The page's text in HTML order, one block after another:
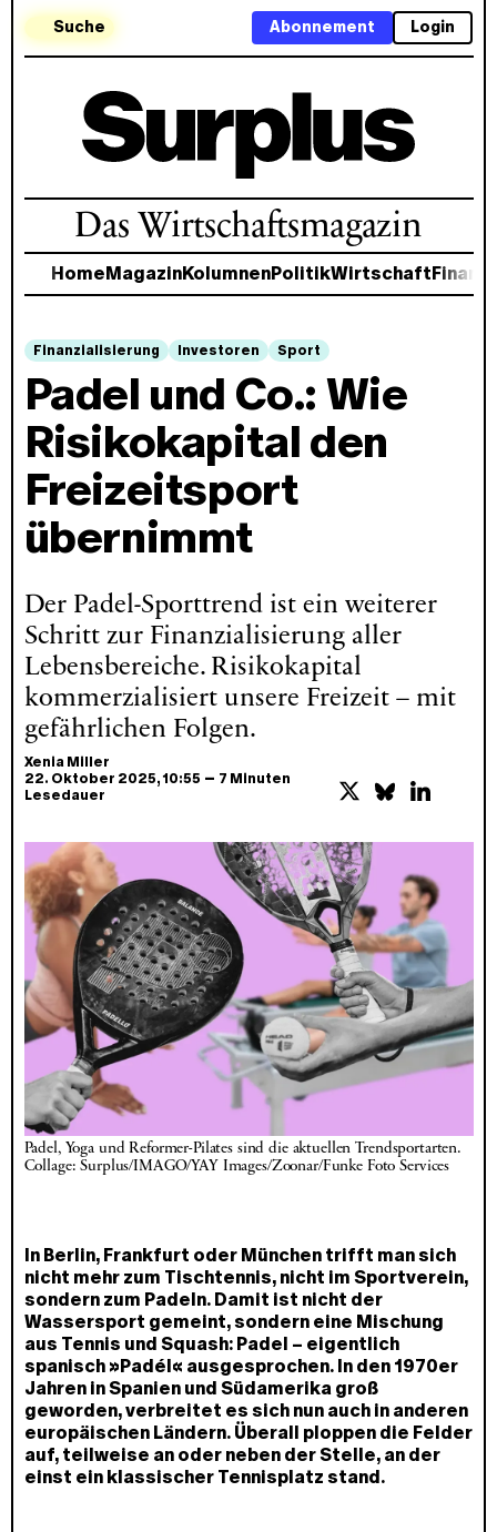
Suche Login
Abonnement
Das Wirtschaftsmagazin
Home MagazinKolumnenPolitikWirtschaft
Finanzialisierung Investoren Sport
Padel und Co.: Wie
Risikokapital den
Freizeitsport
übernimmt
Der Padel-Sporttrend ist ein weiterer
Schritt zur Finanzialisierung aller
Lebensbereiche. Risikokapital
kommerzialisiert unsere Freizeit – mit
gefährlichen Folgen.
Xenia Miller
22. Oktober 2025, 10:55 – 7 Minuten
Lesedauer
Padel, Yoga und Reformer-Pilates sind die aktuellen Trendsportarten.
Collage: Surplus/IMAGO/YAY Images/Zoonar/Funke Foto Services
In Berlin, Frankfurt oder München trifft man sich
nicht mehr zum Tischtennis, nicht im Sportverein,
sondern zum Padeln. Damit ist nicht der
Wassersport gemeint, sondern eine Mischung
aus Tennis und Squash: Padel – eigentlich
spanisch »Padél« ausgesprochen. In den 1970er
Jahren in Spanien und Südamerika groß
geworden, verbreitet es sich nun auch in anderen
europäischen Ländern. Überall ploppen die Felder
auf, teilweise an oder neben der Stelle, an der
einst ein klassischer Tennisplatz stand.